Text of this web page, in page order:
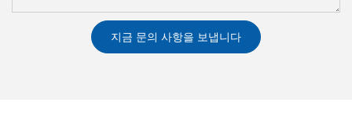
지금 문의 사항을 보냅니다